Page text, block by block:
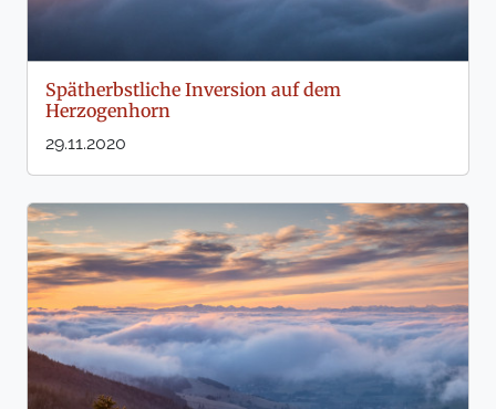
Spätherbstliche Inversion auf dem
Herzogenhorn
29.11.2020